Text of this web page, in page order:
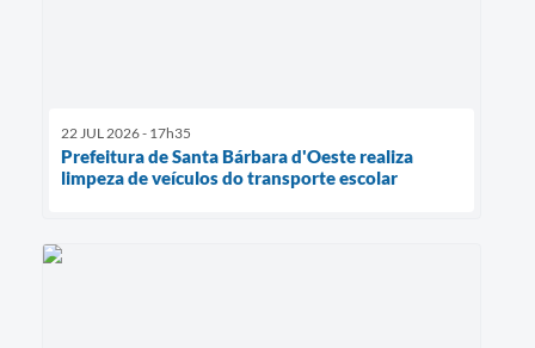
22 JUL 2026 - 17h35
Prefeitura de Santa Bárbara d'Oeste realiza
limpeza de veículos do transporte escolar